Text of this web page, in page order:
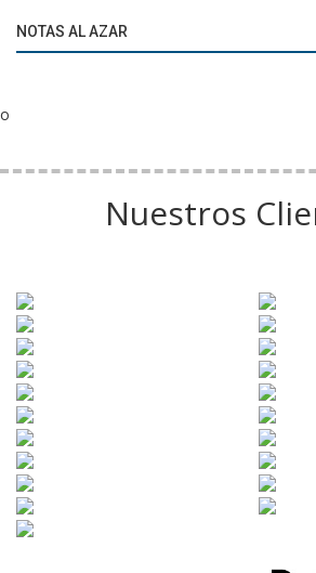
NOTAS AL AZAR
Spotify Argentina
o
Nuestros